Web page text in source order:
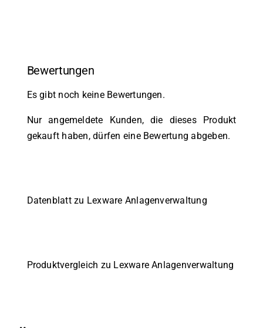
Bewertungen
Es gibt noch keine Bewertungen.
Nur angemeldete Kunden, die dieses Produkt
gekauft haben, dürfen eine Bewertung abgeben.
Datenblatt zu Lexware Anlagenverwaltung
Produktvergleich zu Lexware Anlagenverwaltung